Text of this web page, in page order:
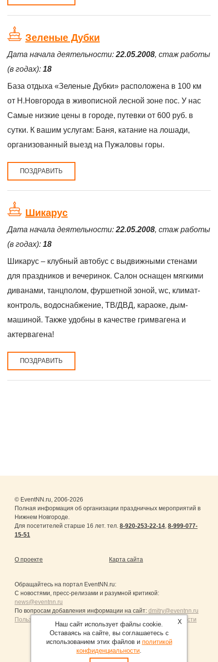
Зеленые Дубки
Дата начала деятельности: 22.05.2008, стаж работы
(в годах): 18
База отдыха «Зеленые Дубки» расположена в 100 км
от Н.Новгорода в живописной лесной зоне пос. У нас
Самые низкие цены в городе, путевки от 600 руб. в
сутки. К вашим услугам: Баня, катание на лошади,
организованный выезд на Пужаловы горы.
ПОЗДРАВИТЬ
Шикарус
Дата начала деятельности: 22.05.2008, стаж работы
(в годах): 18
Шикарус – клубный автобус с выдвижными стенами
для праздников и вечеринок. Салон оснащен мягкими
диванами, танцполом, фуршетной зоной, wc, климат-
контроль, водоснабжение, TВ/ДВД, караоке, дым-
машиной. Также удобны в качестве гримвагена и
актервагена!
ПОЗДРАВИТЬ
© EventNN.ru, 2006-2026
Полная информация об организации праздничных мероприятий в
Нижнем Новгороде.
Для посетителей старше 16 лет. тел. 8-920-253-22-14, 8-999-077-
15-51
О проекте Карта сайта
Обращайтесь на портал EventNN.ru:
С новостями, пресс-релизами и разумной критикой:
news@eventnn.ru
По вопросам добавления информации на сайт: dmitry@eventnn.ru
Пользовательское Соглашение и политика конфиденциальности
Продвижение сайтов Санкт-Петербург
X
Наш сайт использует файлы cookie.
Оставаясь на сайте, вы соглашаетесь с
использованием этих файлов и политикой
конфиденциальности.